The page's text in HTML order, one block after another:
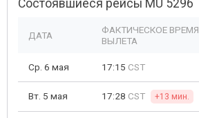
Состоявшиеся рейсы MU 5296
ДАТА
ФАКТИЧЕСКОЕ ВРЕМЯ
ВЫЛЕТА
Ср. 6 мая 17:15 CST
Вт. 5 мая 17:28 CST +13 мин.